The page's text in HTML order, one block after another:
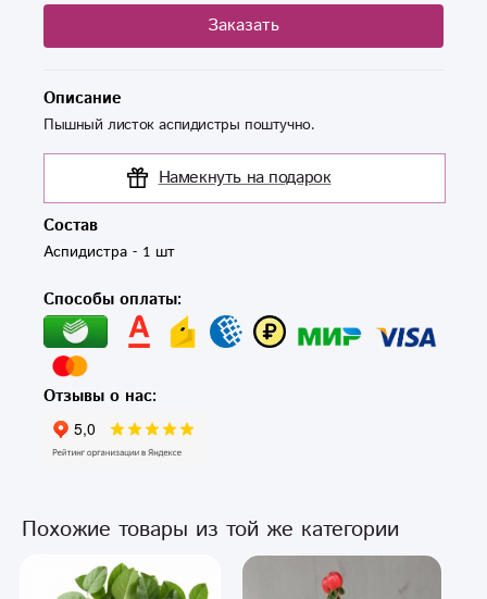
Заказать
Описание
Пышный листок аспидистры поштучно.
Намекнуть на подарок
Состав
Аспидистра - 1 шт
Способы оплаты:
Отзывы о нас:
Похожие товары из той же категории